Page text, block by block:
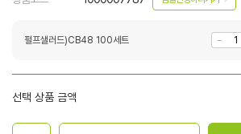
펄프샐러드)CB48 100세트
선택 상품 금액